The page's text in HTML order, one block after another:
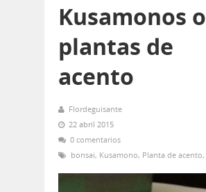
Kusamonos o
plantas de
acento
Flordeguisante
22 abril 2015
0 comentarios
bonsai, Kusamono, Planta de acento,